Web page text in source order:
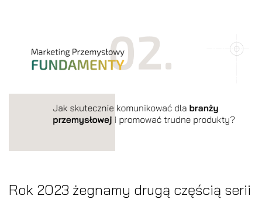
Rok 2023 żegnamy drugą częścią serii